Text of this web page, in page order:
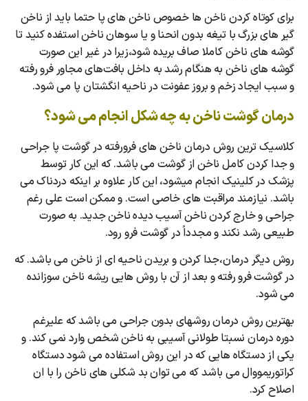
برای کوتاه کردن ناخن ها خصوص ناخن های پا حتما باید از ناخن
گیر های بزرگ با تیغه بدون انحنا و یا سوهان ناخن استفده کنید تا
گوشه های ناخن کاملا صاف بریده شود،زیرا در غیر این صورت
گوشه های ناخن به هنگام رشد به داخل بافت‌های مجاور فرو رفته
و سبب ایجاد زخم و بروز عفونت در ناحیه انگشتان پا می شود.
درمان گوشت ناخن به چه شکل انجام می شود؟
کلاسیک ترین روش درمان ناخن های فرورفته در گوشت پا جراحی
و جدا کردن کامل ناخن از گوشت می باشد. که این کار توسط
پزشک در کلینیک انجام میشود، این کار علاوه بر اینکه دردناک می
باشد. نیازمند مراقبت های خاصی است. و ممکن است علی رغم
جراحی و خارج کردن ناخن آسیب دیده ناخن جدید. به صورت
طبیعی رشد نکند و مجدداً در گوشت فرو رود.
روش دیگر درمان،جدا کردن و بریدن ناحیه ای از ناخن می باشد. که
در گوشت فرو رفته و بعد از آن با روش هایی ریشه ناخن سوزانده
می شود.
بهترین روش درمان روشهای بدون جراحی می باشد که علیرغم
دوره درمان نسبتا طولانی آسیبی به ناخن شخص وارد نمی کند. و
یکی از دستگاه هایی که در این روش استفاده می شود دستگاه
کراتوریمووال می باشد که می توان بد شکلی های ناخن را با ان
اصلاح کرد.